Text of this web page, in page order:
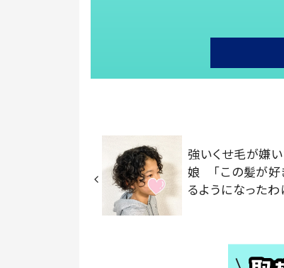
強いくせ毛が嫌
娘 「この髪が好
るようになったわ